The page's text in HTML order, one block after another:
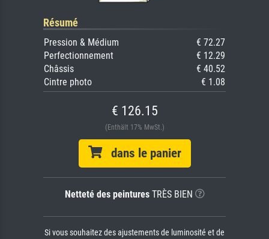
Résumé
Pression & Médium
€ 72.27
Perfectionnement
€ 12.29
Châssis
€ 40.52
Cintre photo
€ 1.08
€ 126.15
(Enthält 17% MwSt.)
dans le panier
Netteté des peinturesTRÈS BIEN
Si vous souhaitez des ajustements de luminosité et de